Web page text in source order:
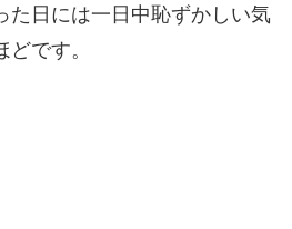
た日には一日中恥ずかしい気
です。